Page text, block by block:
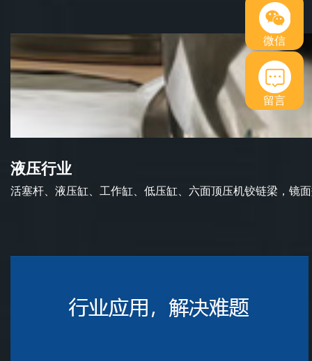
液压行业
活塞杆、液压缸、工作缸、低压缸、六面顶压机铰链梁，镜
微信
留言